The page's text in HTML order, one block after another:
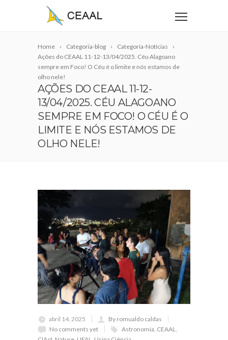
Home Categoria-blog
Categoria-Notícias
Ações do CEAAL 11-12-13/04/2025. Céu Alagoano
sempre em Foco! O Céu é o limite e nós estamos de
olho nele!
AÇÕES DO CEAAL 11-12-
13/04/2025. CÉU ALAGOANO
SEMPRE EM FOCO! O CÉU É O
LIMITE E NÓS ESTAMOS DE
OLHO NELE!
abril 14, 2025
By romualdo caldas
No comments yet
Astronomia, CEAAL,